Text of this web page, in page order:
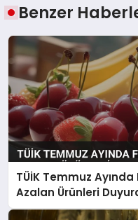
Benzer
TÜİK Temmuz
Azalan Ürünleri